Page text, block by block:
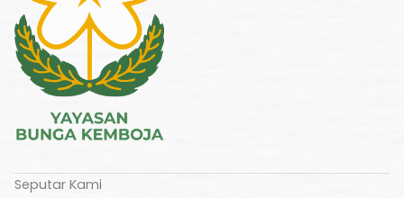
Seputar Kami